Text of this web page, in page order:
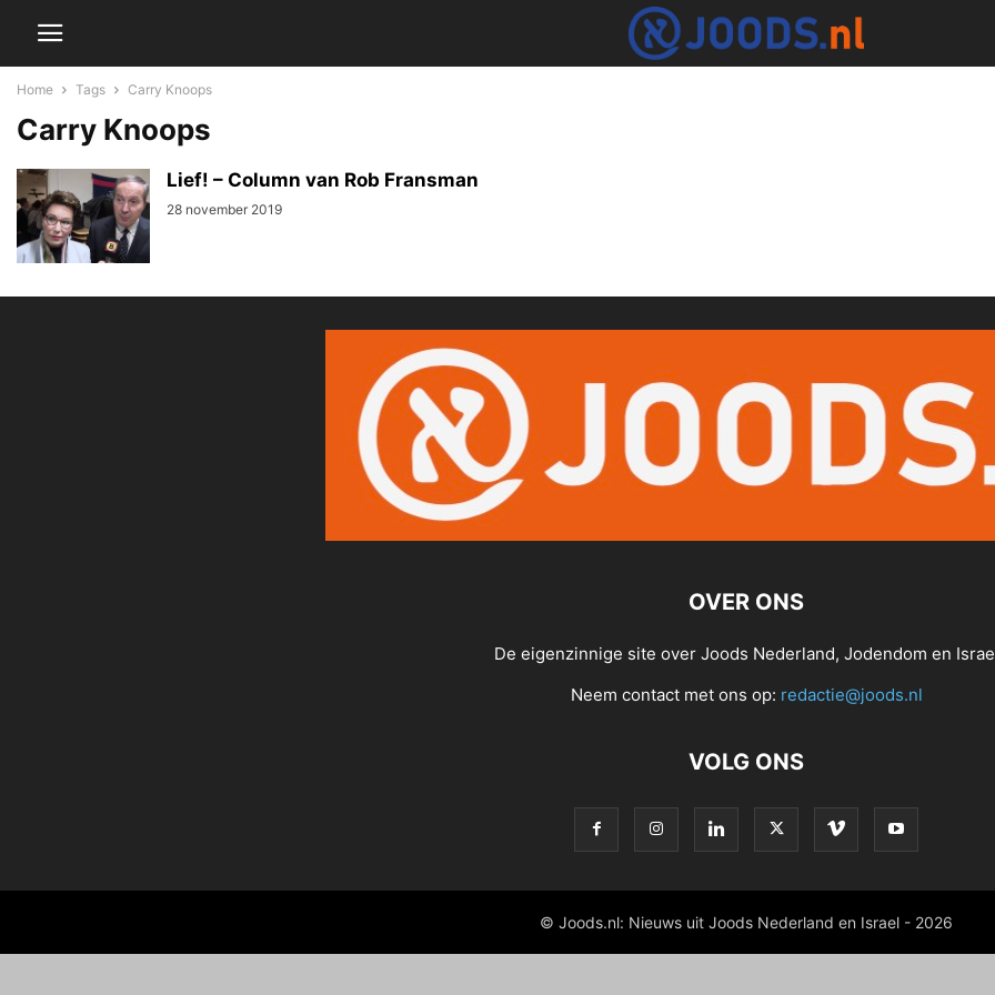
Home Tags Carry Knoops
Carry Knoops
Lief! – Column van Rob Fransman
28 november 2019
OVER ONS
De eigenzinnige site over Joods Nederland, Jodendom en
Neem contact met ons op: redactie@joods.nl
VOLG ONS
© Joods.nl: Nieuws uit Joods Nederland en Israel - 2026